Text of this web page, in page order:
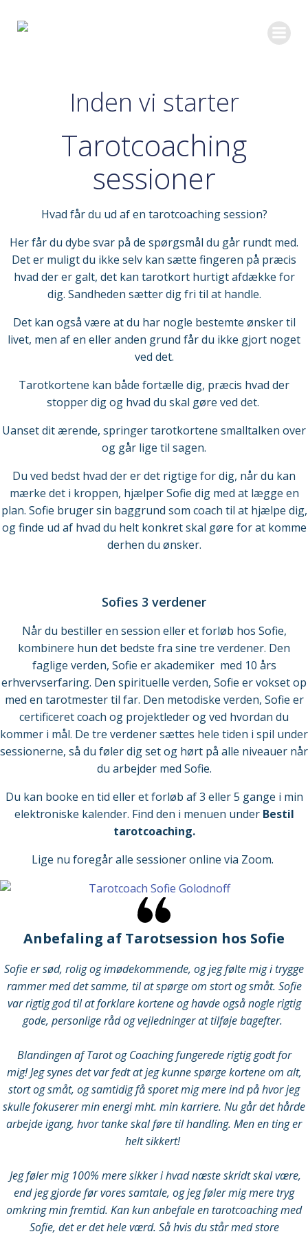
Inden vi starter
Tarotcoaching
sessioner
Hvad får du ud af en tarotcoaching session?
Her får du dybe svar på de spørgsmål du går rundt med.
Det er muligt du ikke selv kan sætte fingeren på præcis
hvad der er galt, det kan tarotkort hurtigt afdække for
dig. Sandheden sætter dig fri til at handle.
Det kan også være at du har nogle bestemte ønsker til
livet, men af en eller anden grund får du ikke gjort noget
ved det.
Tarotkortene kan både fortælle dig, præcis hvad der
stopper dig og hvad du skal gøre ved det.
Uanset dit ærende, springer tarotkortene smalltalken over
og går lige til sagen.
Du ved bedst hvad der er det rigtige for dig, når du kan
mærke det i kroppen, hjælper Sofie dig med at lægge en
plan. Sofie bruger sin baggrund som coach til at hjælpe dig,
og finde ud af hvad du helt konkret skal gøre for at komme
derhen du ønsker.
Sofies 3 verdener
Når du bestiller en session eller et forløb hos Sofie,
kombinere hun det bedste fra sine tre verdener. Den
faglige verden, Sofie er akademiker med 10 års
erhvervserfaring. Den spirituelle verden, Sofie er vokset op
med en tarotmester til far. Den metodiske verden, Sofie er
certificeret coach og projektleder og ved hvordan du
kommer i mål. De tre verdener sættes hele tiden i spil under
sessionerne, så du føler dig set og hørt på alle niveauer når
du arbejder med Sofie.
Du kan booke en tid eller et forløb af 3 eller 5 gange i min
elektroniske kalender. Find den i menuen under Bestil
tarotcoaching.
Lige nu foregår alle sessioner online via Zoom.
Anbefaling af Tarotsession hos Sofie
Sofie er sød, rolig og imødekommende, og jeg følte mig i trygge
rammer med det samme, til at spørge om stort og småt. Sofie
var rigtig god til at forklare kortene og havde også nogle rigtig
gode, personlige råd og vejledninger at tilføje bagefter.
Blandingen af Tarot og Coaching fungerede rigtig godt for
mig!Jeg synes det var fedt at jeg kunne spørge kortene om alt,
stort og småt, og samtidig få sporet mig mere ind på hvor jeg
skulle fokuserer min energi mht. min karriere. Nu går det hårde
arbejde igang, hvor tanke skal føre til handling. Men en ting er
helt sikkert!
Jeg føler mig 100% mere sikker i hvad næste skridt skal være,
end jeg gjorde før vores samtale, og jeg føler mig mere tryg
omkring min fremtid. Kan kun anbefale en tarotcoaching med
Sofie, det er det hele værd. Så hvis du står med store